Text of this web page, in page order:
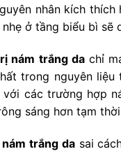
nhân kích
ở tầng biểu bì sẽ
nám trắng dachỉ
trong nguyên
các trường hợp
sáng hơn tạm
trắng dasai